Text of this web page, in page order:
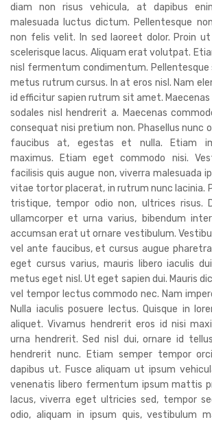
diam non risus vehicula, at dapibus
malesuada luctus dictum. Pellentesque
non felis velit. In sed laoreet dolor. Proin
scelerisque lacus. Aliquam erat volutpat.
nisl fermentum condimentum.
metus rutrum cursus. In at eros nisl. Nam
id efficitur sapien rutrum sit amet.
sodales nisl hendrerit a. Maecenas
consequat nisi pretium non. Phasellus nunc
faucibus at, egestas et nulla. Etiam
maximus. Etiam eget commodo nisi.
facilisis quis augue non, viverra malesuada
vitae tortor placerat, in rutrum nunc lacinia.
tristique, tempor odio non, ultrices risus.
ullamcorper et urna varius, bibendum
accumsan erat ut ornare vestibulum.
vel ante faucibus, et cursus augue
eget cursus varius, mauris libero iaculis
metus eget nisl. Ut eget sapien dui. Mauris
vel tempor lectus commodo nec. Nam
Nulla iaculis posuere lectus. Quisque in
aliquet. Vivamus hendrerit eros id nisi
urna hendrerit. Sed nisl dui, ornare id
hendrerit nunc. Etiam semper tempor
dapibus ut. Fusce aliquam ut ipsum
venenatis libero fermentum ipsum mattis
lacus, viverra eget ultricies sed, tempor
odio, aliquam in ipsum quis, vestibulum